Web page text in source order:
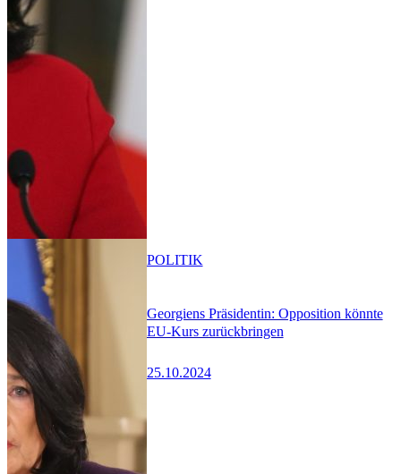
Georgiens Präsidentin: Opposition könnte
EU-Kurs zurückbringen
25.10.2024
POLITIK